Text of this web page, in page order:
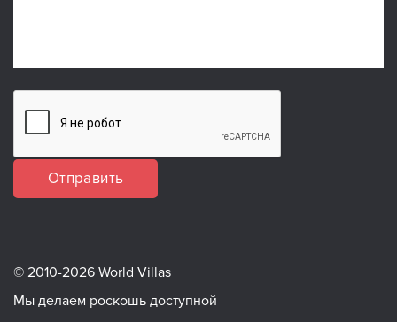
Отправить
© 2010-2026 World Villas
Мы делаем роскошь доступной